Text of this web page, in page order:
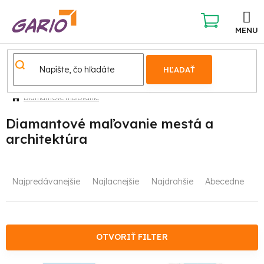
obsah
HĽADAŤ
NÁKUPNÝ
KOŠÍK
Diamantové maľovanie
Diamantové maľovanie mestá a
architektúra
RNajpredávanejšie Najlacnejšie Najdrahšie Abecedne
OTVORIŤ FILTER